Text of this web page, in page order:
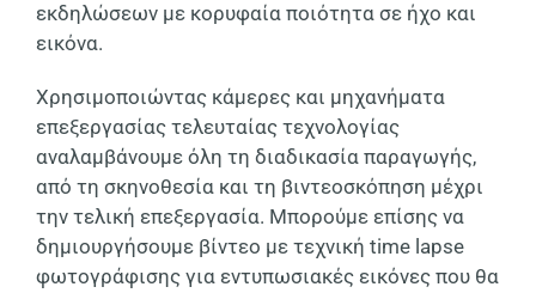
εκδηλώσεων με κορυφαία ποιότητα σε ήχο και
εικόνα.
Χρησιμοποιώντας κάμερες και μηχανήματα
επεξεργασίας τελευταίας τεχνολογίας
αναλαμβάνουμε όλη τη διαδικασία παραγωγής,
από τη σκηνοθεσία και τη βιντεοσκόπηση μέχρι
την τελική επεξεργασία. Μπορούμε επίσης να
δημιουργήσουμε βίντεο με τεχνική time lapse
φωτογράφισης για εντυπωσιακές εικόνες που θα